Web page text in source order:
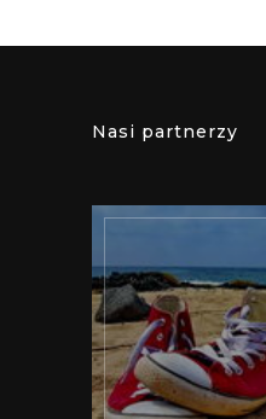
Nasi partnerzy